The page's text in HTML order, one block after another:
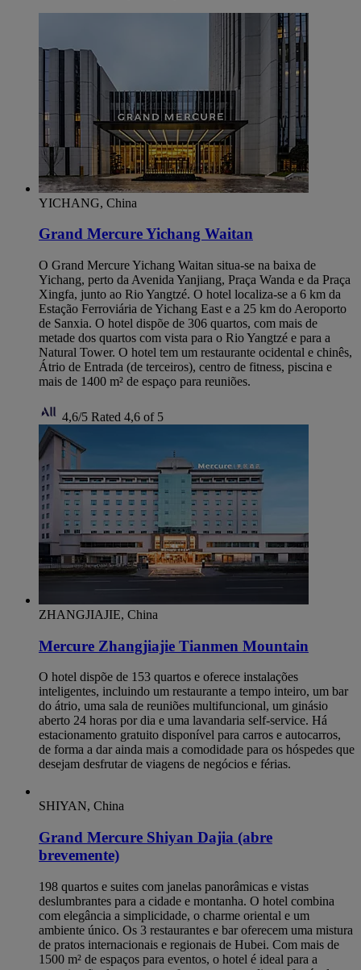
YICHANG, China
Grand Mercure Yichang Waitan
O Grand Mercure Yichang Waitan situa-se na baixa de
Yichang, perto da Avenida Yanjiang, Praça Wanda e da Praça
Xingfa, junto ao Rio Yangtzé. O hotel localiza-se a 6 km da
Estação Ferroviária de Yichang East e a 25 km do Aeroporto
de Sanxia. O hotel dispõe de 306 quartos, com mais de
metade dos quartos com vista para o Rio Yangtzé e para a
Natural Tower. O hotel tem um restaurante ocidental e chinês,
Átrio de Entrada (de terceiros), centro de fitness, piscina e
mais de 1400 m² de espaço para reuniões.
4,6/5 Rated 4,6 of 5
ZHANGJIAJIE, China
Mercure Zhangjiajie Tianmen Mountain
O hotel dispõe de 153 quartos e oferece instalações
inteligentes, incluindo um restaurante a tempo inteiro, um bar
do átrio, uma sala de reuniões multifuncional, um ginásio
aberto 24 horas por dia e uma lavandaria self-service. Há
estacionamento gratuito disponível para carros e autocarros,
de forma a dar ainda mais a comodidade para os hóspedes que
desejam desfrutar de viagens de negócios e férias.
SHIYAN, China
Grand Mercure Shiyan Dajia (abre
brevemente)
198 quartos e suites com janelas panorâmicas e vistas
deslumbrantes para a cidade e montanha. O hotel combina
com elegância a simplicidade, o charme oriental e um
ambiente único. Os 3 restaurantes e bar oferecem uma mistura
de pratos internacionais e regionais de Hubei. Com mais de
1500 m² de espaços para eventos, o hotel é ideal para a